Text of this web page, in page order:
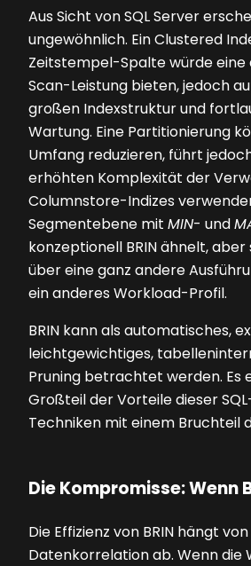
Aus Sicht von SQL Server
ungewöhnlich. Ein Clustered
Zeitstempel-Spalte würde eine
Scan-Leistung bieten, jedoch
großen Indexstruktur und
Wartung. Eine Partitionierung
Umfang reduzieren, führt
erhöhten Komplexität der
Columnstore-Indizes
Segmentebene mit MIN- und
konzeptionell BRIN ähnelt,
über eine ganz andere
ein anderes Workload-Profil.
BRIN kann als automatisches,
leichtgewichtiges,
Pruning betrachtet werden. Es
Großteil der Vorteile dieser
Techniken mit einem Bruchteil
Die Kompromisse: Wenn
Die Effizienz von BRIN hängt
Datenkorrelation ab. Wenn die